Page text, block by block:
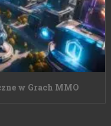
w Grach MMO